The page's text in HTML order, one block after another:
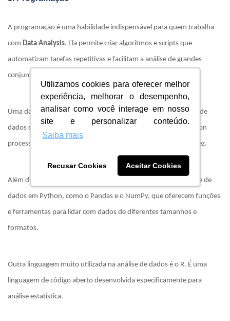
Utilizamos cookies para oferecer melhor
experiência, melhorar o desempenho,
analisar como você interage em nosso
site e personalizar conteúdo.
Saiba mais
Recusar Cookies Aceitar Cookies
A programação é uma habilidade indispensável para quem trabalha
com Data Analysis. Ela permite criar algoritmos e scripts que
automatizam tarefas repetitivas e facilitam a análise de grandes
conjuntos de dados.
Uma das linguagens de programação mais usadas para análise de
dados é o Python. Com uma sintaxe simples e intuitiva, o Python
processa grandes quantidades de dados com eficiência e rapidez.
Além disso, existem diversas bibliotecas específicas para análise de
dados em Python, como o Pandas e o NumPy, que oferecem funções
e ferramentas para lidar com dados de diferentes tamanhos e
formatos.
Outra linguagem muito utilizada na análise de dados é o R. É uma
linguagem de código aberto desenvolvida especificamente para
análise estatística.